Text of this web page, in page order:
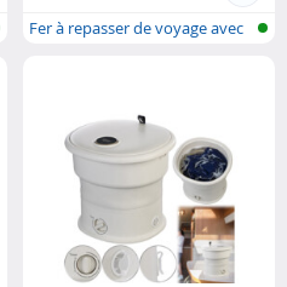
Fer à repasser de voyage avec